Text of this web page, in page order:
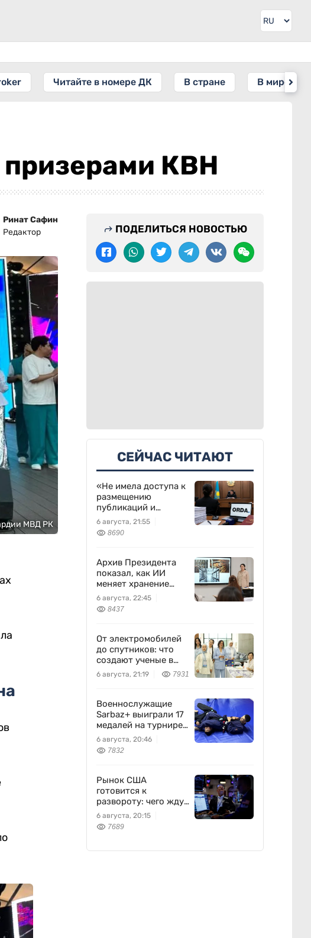
Читайте в номере ДК В стране В мире
КВН
Ринат Сафин
Редактор
МВД РК
ПОДЕЛИТЬСЯ НОВОСТЬЮ
СЕЙЧАС ЧИТАЮТ
«Не имела доступа к
размещению
публикаций и
выполняла
поручения
Бажкеновой» – экс-
Orda.kz Дуйсенова
6 августа, 21:55
8690
Архив Президента
показал, как ИИ
меняет хранение
документов в
Казахстане
6 августа, 22:45
8437
От электромобилей
до спутников: что
создают ученые в
Казахстане
6 августа, 21:19 7931
Военнослужащие
Sarbaz+ выиграли 17
медалей на турнире
по джиу-джитсу
6 августа, 20:46
7832
Рынок США
готовится к
развороту: чего ждут
инвесторы сегодня
6 августа, 20:15
7689